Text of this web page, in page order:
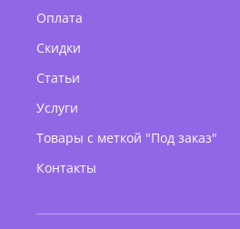
Оплата
Скидки
Статьи
Услуги
Товары с меткой "Под заказ"
Контакты